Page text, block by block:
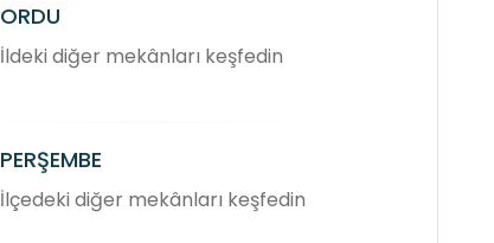
ORDU
İldeki diğer mekânları keşfedin
PERŞEMBE
İlçedeki diğer mekânları keşfedin